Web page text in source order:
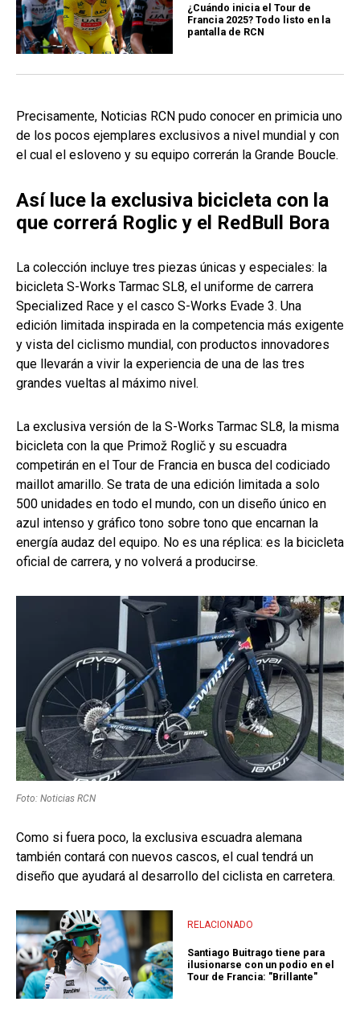
¿Cuándo inicia el Tour de
Francia 2025? Todo listo en la
pantalla de RCN
Precisamente, Noticias RCN pudo conocer en primicia uno
de los pocos ejemplares exclusivos a nivel mundial y con
el cual el esloveno y su equipo correrán la Grande Boucle.
Así luce la exclusiva bicicleta con la
que correrá Roglic y el RedBull Bora
La colección incluye tres piezas únicas y especiales: la
bicicleta S-Works Tarmac SL8, el uniforme de carrera
Specialized Race y el casco S-Works Evade 3. Una
edición limitada inspirada en la competencia más exigente
y vista del ciclismo mundial, con productos innovadores
que llevarán a vivir la experiencia de una de las tres
grandes vueltas al máximo nivel.
La exclusiva versión de la S-Works Tarmac SL8, la misma
bicicleta con la que Primož Roglič y su escuadra
competirán en el Tour de Francia en busca del codiciado
maillot amarillo. Se trata de una edición limitada a solo
500 unidades en todo el mundo, con un diseño único en
azul intenso y gráfico tono sobre tono que encarnan la
energía audaz del equipo. No es una réplica: es la bicicleta
oficial de carrera, y no volverá a producirse.
Foto: Noticias RCN
Como si fuera poco, la exclusiva escuadra alemana
también contará con nuevos cascos, el cual tendrá un
diseño que ayudará al desarrollo del ciclista en carretera.
RELACIONADO
Santiago Buitrago tiene para
ilusionarse con un podio en el
Tour de Francia: "Brillante"